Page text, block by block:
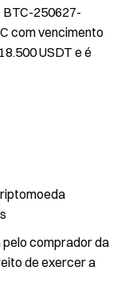
BTC-250627-
com vencimento
USDT e é
comprador da
de exercer a